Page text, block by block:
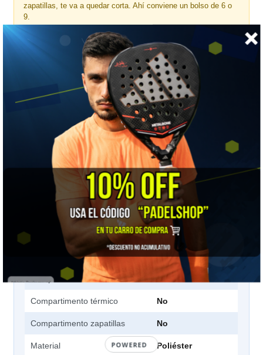
zapatillas, te va a quedar corta. Ahí conviene un bolso de 6 o
9.
🎯 ¿Para quién es?
Para quien va a entrenar con lo justo: una o dos raquetas,
muda y botella. Cómoda para moverse en metro o bici.
📋 Ficha técnica
Marca Babolat
Tipo Mochila
Tenis
Capacidad 1 raqueta
Volumen 30 litros
24 x 29 x 50 cm
Compartimentos 6
Compartimento térmico No
Compartimento zapatillas No
Material Poliéster
POWERED